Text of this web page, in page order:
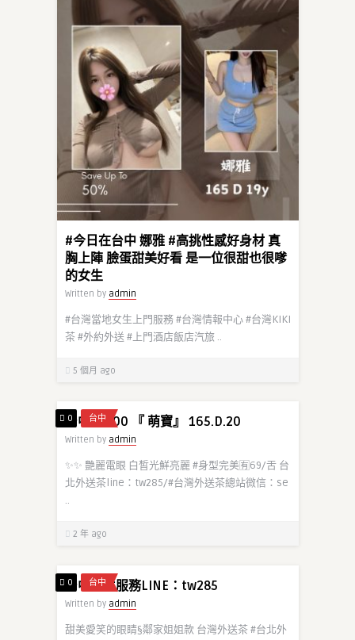
#今日在台中 娜雅 #高挑性感好身材 真
胸上陣 臉蛋甜美好看 是一位很甜也很嗲
的女生
Written by admin
#台灣當地女生上門服務 #台灣情報中心 #台灣KIKI
茶 #外約外送 #上門酒店飯店汽旅 ..
5 個月 ago
0 台中
台中12000 『 萌寶』 165.D.20
Written by admin
✨✨ 艷麗電眼 白皙光鮮亮麗 #身型完美🈶69/舌 台
北外送茶line：tw285/#台灣外送茶總站微信：se
..
2 年 ago
0 台中
台中女生服務LINE：tw285
Written by admin
甜美愛笑的眼睛§鄰家姐姐款 台灣外送茶 #台北外